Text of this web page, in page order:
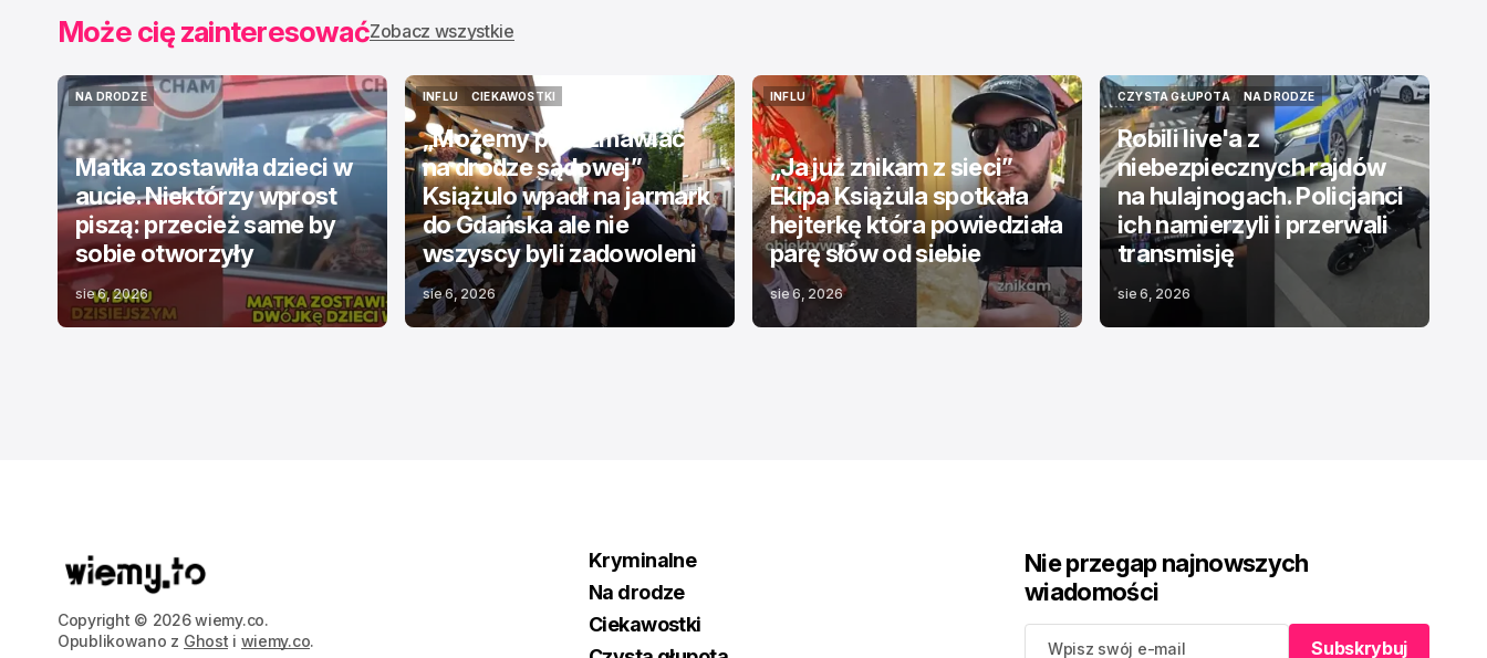
Może cię zainteresowaćZobacz wszystkie
NA DRODZE
NA DRODZE
Matka zostawiła dzieci w
aucie. Niektórzy wprost
piszą: przecież same by
sobie otworzyły
sie 6, 2026
INFLU
INFLU
CIEKAWOSTKI
CIEKAWOSTKI
„Możemy porozmawiać
na drodze sądowej”
Książulo wpadł na jarmark
do Gdańska ale nie
wszyscy byli zadowoleni
sie 6, 2026
INFLU
INFLU
„Ja już znikam z sieci”
Ekipa Książula spotkała
hejterkę która powiedziała
parę słów od siebie
sie 6, 2026
CZYSTA GŁUPOTA
CZYSTA GŁUPOTA
NA DRODZE
NA DRODZE
Robili live'a z
niebezpiecznych rajdów
na hulajnogach. Policjanci
ich namierzyli i przerwali
transmisję
sie 6, 2026
Copyright © 2026 wiemy.co.
Opublikowano z Ghost i wiemy.co.
Kryminalne
Na drodze
Ciekawostki
Nie przegap najnowszych
wiadomości
Subskrybuj